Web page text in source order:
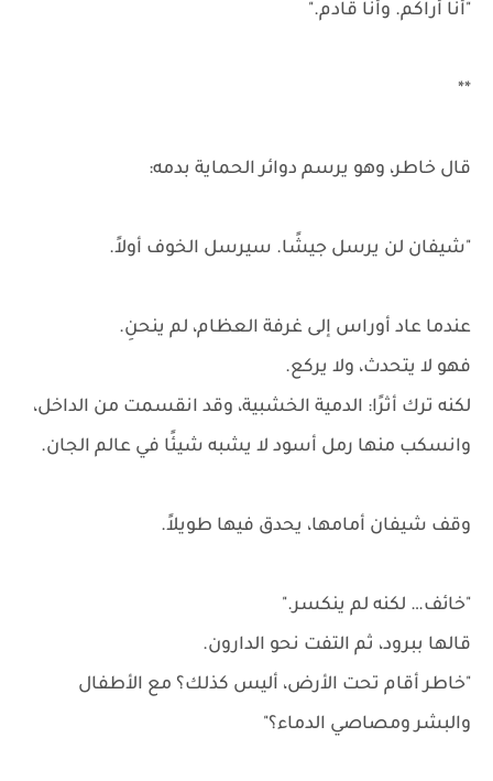
"أنا أراكم. وأنا قادم."
**
قال خاطر، وهو يرسم دوائر الحماية بدمه:
"شيفان لن يرسل جيشًا. سيرسل الخوف أولاً.
عندما عاد أوراس إلى غرفة العظام، لم ينحنِ.
فهو لا يتحدث، ولا يركع.
لكنه ترك أثرًا: الدمية الخشبية، وقد انقسمت من الداخل،
وانسكب منها رمل أسود لا يشبه شيئًا في عالم الجان.
وقف شيفان أمامها، يحدق فيها طويلاً.
"خائف… لكنه لم ينكسر."
قالها ببرود، ثم التفت نحو الدارون.
"خاطر أقام تحت الأرض، أليس كذلك؟ مع الأطفال
والبشر ومصاصي الدماء؟"